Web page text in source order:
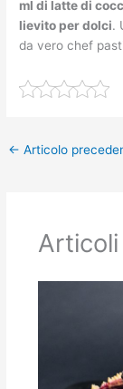
ml di latte di
lievito per dolci.
da vero chef
← Articolo